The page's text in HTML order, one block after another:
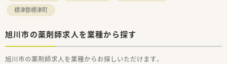
標津郡標津町
旭川市の薬剤師求人を業種から探す
旭川市の薬剤師求人を業種からお探しいただけます。